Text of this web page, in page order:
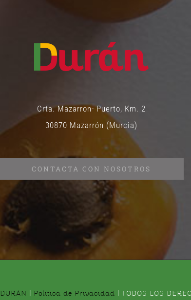
Crta. Mazarron- Puerto, Km. 2
30870 Mazarrón (Murcia)
CONTACTA CON NOSOTROS
DURÁN | Política de Privacidad | TODOS LOS